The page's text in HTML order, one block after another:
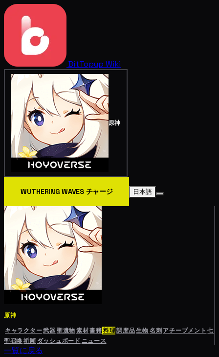
BitTopup Wiki
原神
WUTHERING WAVES チャージ 日本語
原神
キャラクター武器聖遺物素材書籍料理調度品生物名刺 アチーブメント 七
聖召喚祈願 ダッシュボード ニュース
一覧に戻る